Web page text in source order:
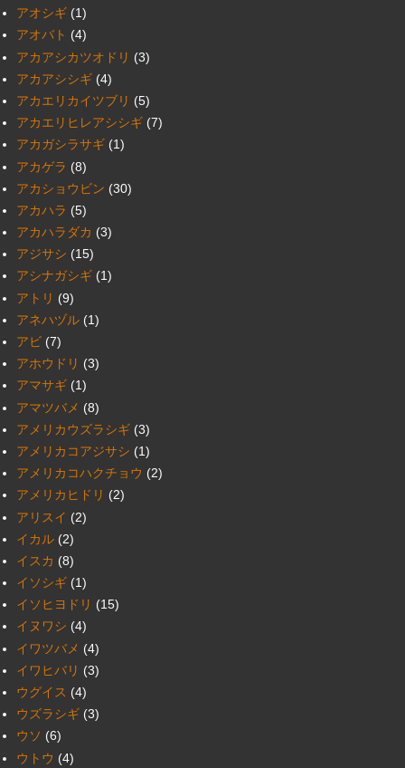
アオシギ (1)
アオバト (4)
アカアシカツオドリ (3)
アカアシシギ (4)
アカエリカイツブリ (5)
アカエリヒレアシシギ (7)
アカガシラサギ (1)
アカゲラ (8)
アカショウビン (30)
アカハラ (5)
アカハラダカ (3)
アジサシ (15)
アシナガシギ (1)
アトリ (9)
アネハヅル (1)
アビ (7)
アホウドリ (3)
アマサギ (1)
アマツバメ (8)
アメリカウズラシギ (3)
アメリカコアジサシ (1)
アメリカコハクチョウ (2)
アメリカヒドリ (2)
アリスイ (2)
イカル (2)
イスカ (8)
イソシギ (1)
イソヒヨドリ (15)
イヌワシ (4)
イワツバメ (4)
イワヒバリ (3)
ウグイス (4)
ウズラシギ (3)
ウソ (6)
ウトウ (4)